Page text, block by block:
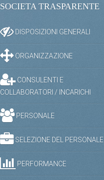
SOCIETA TRASPARENTE
DISPOSIZIONI GENERALI
ORGANIZZAZIONE
CONSULENTI E
COLLABORATORI / INCARICHI
PERSONALE
SELEZIONE DEL PERSONALE
PERFORMANCE